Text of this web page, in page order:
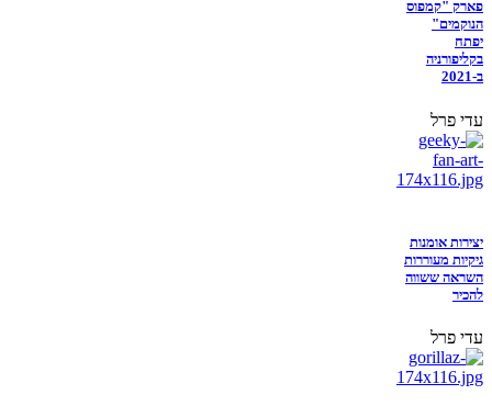
פארק "קמפוס
הנוקמים"
יפתח
בקליפורניה
ב-2021
עדי פרל
יצירות אומנות
גיקיות מעוררות
השראה ששווה
להכיר
עדי פרל